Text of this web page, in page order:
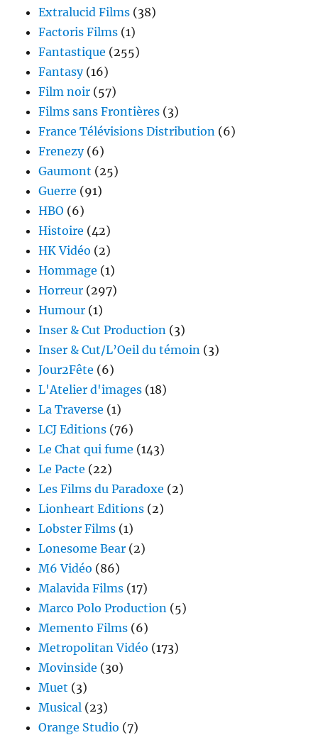
Extralucid Films (38)
Factoris Films (1)
Fantastique (255)
Fantasy(16)
Film noir (57)
Films sans Frontières (3)
France Télévisions Distribution (6)
Frenezy(6)
Gaumont (25)
Guerre (91)
HBO (6)
Histoire (42)
HK Vidéo (2)
Hommage (1)
Horreur (297)
Humour (1)
Inser & Cut Production (3)
Inser & Cut/L’Oeil du témoin (3)
Jour2Fête (6)
L'Atelier d'images (18)
La Traverse (1)
LCJ Editions (76)
Le Chat qui fume (143)
Le Pacte (22)
Les Films du Paradoxe (2)
Lionheart Editions (2)
Lobster Films (1)
Lonesome Bear (2)
M6 Vidéo (86)
Malavida Films (17)
Marco Polo Production (5)
Memento Films (6)
Metropolitan Vidéo (173)
Movinside (30)
Muet (3)
Musical (23)
Orange Studio (7)